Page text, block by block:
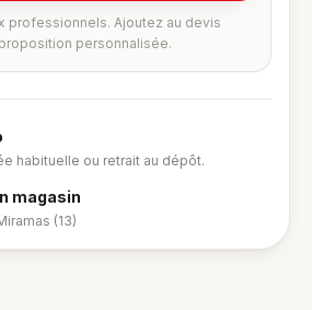
professionnels. Ajoutez au devis
personnalisée.
habituelle ou retrait au dépôt.
magasin
(13)